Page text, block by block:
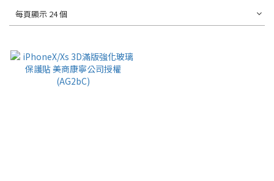
每頁顯示 24 個